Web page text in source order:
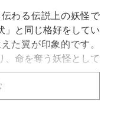
わる伝説上の妖怪で
」と同じ格好をしてい
た翼が印象的です。
、命を奪う妖怪として
し、世の中が平和にな
なった江戸時代より、
操れる天狗を火事を防